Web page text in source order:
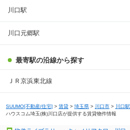
川口駅
川口元郷駅
最寄駅の沿線から探す
ＪＲ京浜東北線
SUUMO[不動産/住宅] > 賃貸 > 埼玉県 > 川口市 > 川口駅
ハウスコム埼玉(株)川口店が提供する賃貸物件情報